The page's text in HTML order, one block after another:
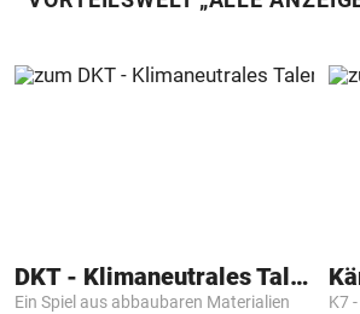
DKT - Klimaneutrales Talent
Ein Spiel aus abbaubaren Materialien K7